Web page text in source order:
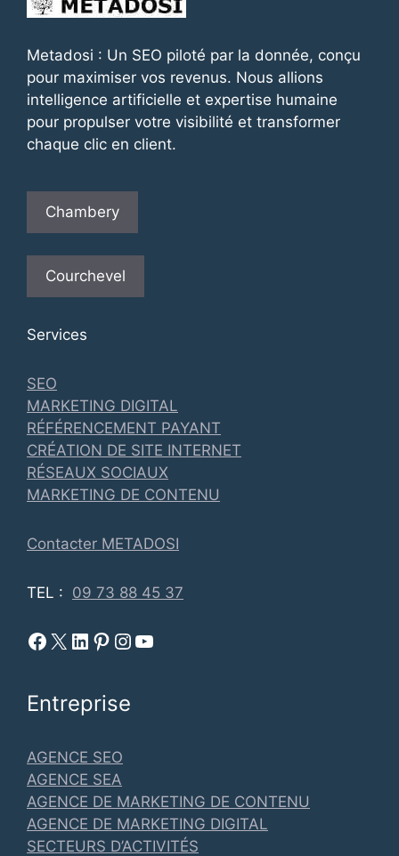
Metadosi : Un SEO piloté par la donnée, conçu
pour maximiser vos revenus. Nous allions
intelligence artificielle et expertise humaine
pour propulser votre visibilité et transformer
chaque clic en client.
Chambery
Courchevel
Services
SEO
MARKETING DIGITAL
RÉFÉRENCEMENT PAYANT
CRÉATION DE SITE INTERNET
RÉSEAUX SOCIAUX
MARKETING DE CONTENU
Contacter METADOSI
TEL : 09 73 88 45 37
Facebook Metadosi
Metadosi est sur X Metadosi sur Linkedin
Metadosi sur Pinterest
Metadosi sur Instagram
Metadosi sur Youtube
Entreprise
AGENCE SEO
AGENCE SEA
AGENCE DE MARKETING DE CONTENU
AGENCE DE MARKETING DIGITAL
SECTEURS D’ACTIVITÉS